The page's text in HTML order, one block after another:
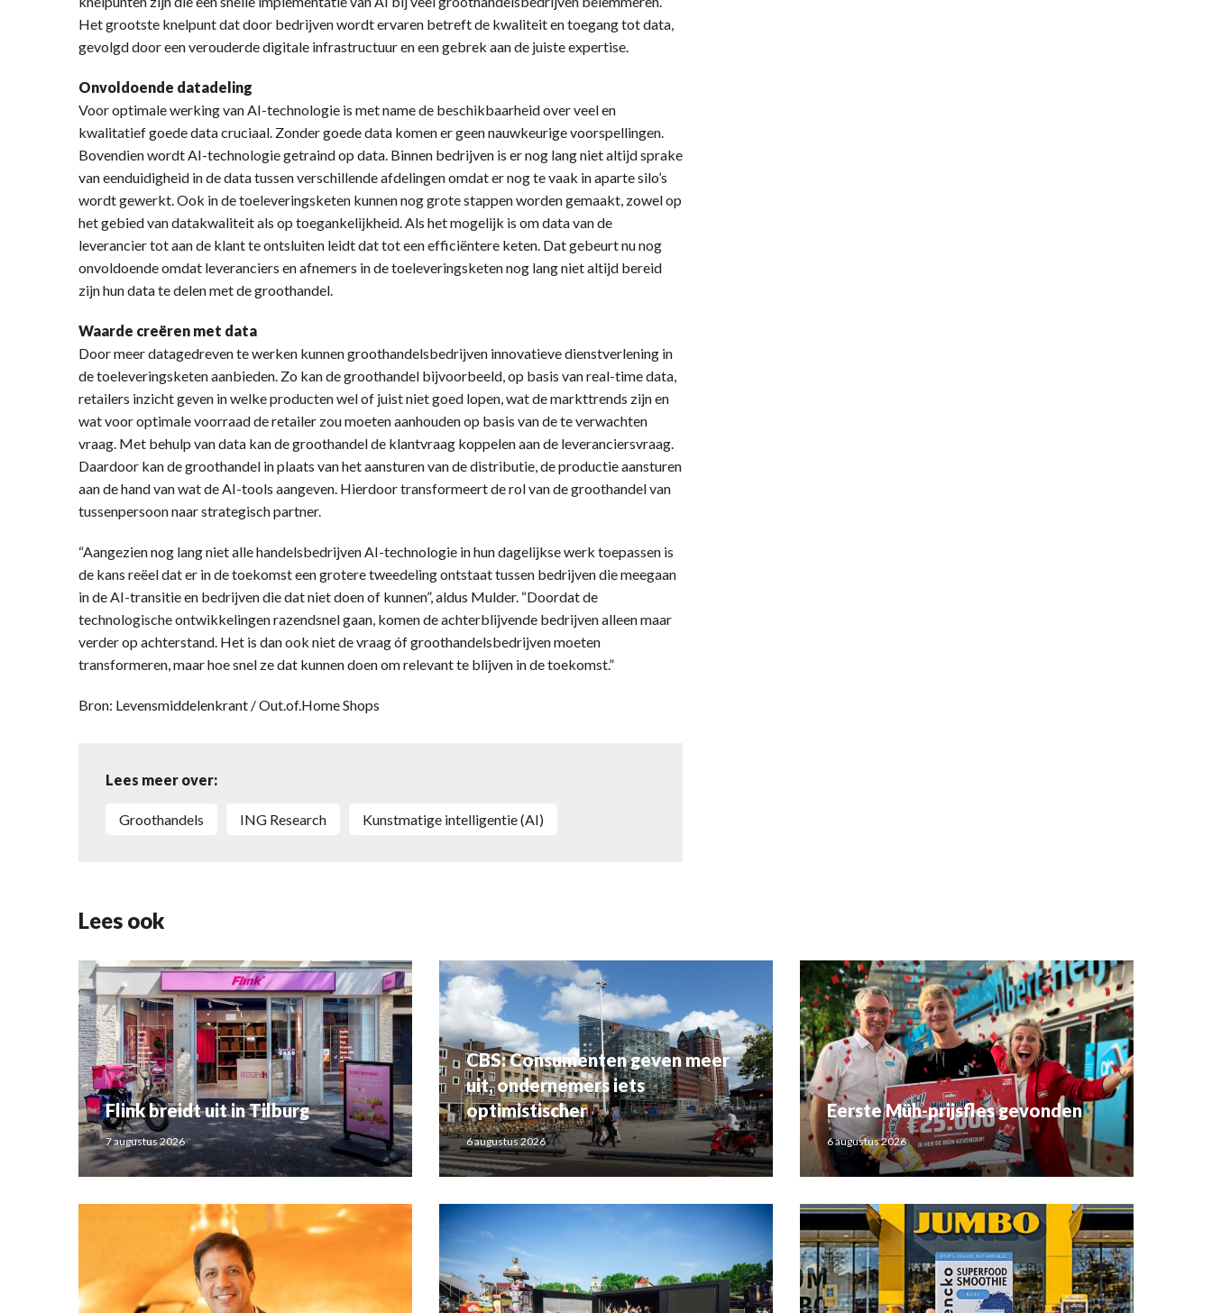
Het grootste knelpunt dat door bedrijven wordt ervaren betreft de kwaliteit en toegang tot data,
gevolgd door een verouderde digitale infrastructuur en een gebrek aan de juiste expertise.
Onvoldoende datadeling
Voor optimale werking van AI-technologie is met name de beschikbaarheid over veel en
kwalitatief goede data cruciaal. Zonder goede data komen er geen nauwkeurige voorspellingen.
Bovendien wordt AI-technologie getraind op data. Binnen bedrijven is er nog lang niet altijd sprake
van eenduidigheid in de data tussen verschillende afdelingen omdat er nog te vaak in aparte silo’s
wordt gewerkt. Ook in de toeleveringsketen kunnen nog grote stappen worden gemaakt, zowel op
het gebied van datakwaliteit als op toegankelijkheid. Als het mogelijk is om data van de
leverancier tot aan de klant te ontsluiten leidt dat tot een efficiëntere keten. Dat gebeurt nu nog
onvoldoende omdat leveranciers en afnemers in de toeleveringsketen nog lang niet altijd bereid
zijn hun data te delen met de groothandel.
Waarde creëren met data
Door meer datagedreven te werken kunnen groothandelsbedrijven innovatieve dienstverlening in
de toeleveringsketen aanbieden. Zo kan de groothandel bijvoorbeeld, op basis van real-time data,
retailers inzicht geven in welke producten wel of juist niet goed lopen, wat de markttrends zijn en
wat voor optimale voorraad de retailer zou moeten aanhouden op basis van de te verwachten
vraag. Met behulp van data kan de groothandel de klantvraag koppelen aan de leveranciersvraag.
Daardoor kan de groothandel in plaats van het aansturen van de distributie, de productie aansturen
aan de hand van wat de AI-tools aangeven. Hierdoor transformeert de rol van de groothandel van
tussenpersoon naar strategisch partner.
“Aangezien nog lang niet alle handelsbedrijven AI-technologie in hun dagelijkse werk toepassen is
de kans reëel dat er in de toekomst een grotere tweedeling ontstaat tussen bedrijven die meegaan
in de AI-transitie en bedrijven die dat niet doen of kunnen”, aldus Mulder. “Doordat de
technologische ontwikkelingen razendsnel gaan, komen de achterblijvende bedrijven alleen maar
verder op achterstand. Het is dan ook niet de vraag óf groothandelsbedrijven moeten
transformeren, maar hoe snel ze dat kunnen doen om relevant te blijven in de toekomst.”
Bron: Levensmiddelenkrant / Out.of.Home Shops
Lees meer over:
Groothandels ING Research kunstmatige intelligentie (AI)
Lees ook
Flink breidt uit in Tilburg
7 augustus 2026
CBS: Consumenten geven meer
uit, ondernemers iets
optimistischer
6 augustus 2026
Eerste Müh-prijsfles gevonden
6 augustus 2026